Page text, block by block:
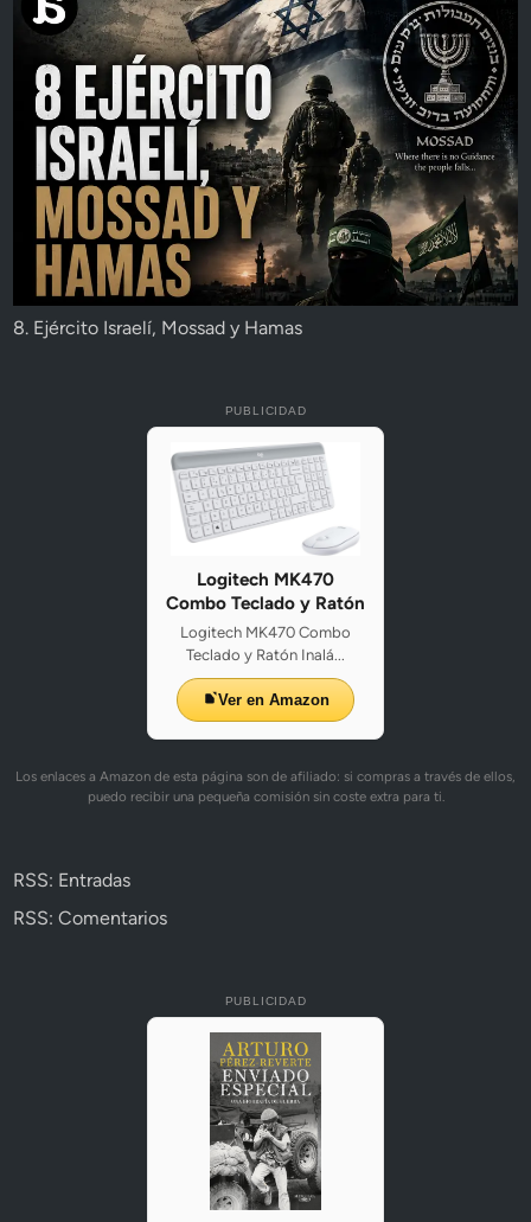
8. Ejército Israelí, Mossad y Hamas
PUBLICIDAD
Logitech MK470
Combo Teclado y Ratón
Logitech MK470 Combo
Teclado y Ratón Inalá...
Ver en Amazon
Los enlaces a Amazon de esta página son de afiliado: si compras a través de ellos,
puedo recibir una pequeña comisión sin coste extra para ti.
RSS: Entradas
RSS: Comentarios
PUBLICIDAD